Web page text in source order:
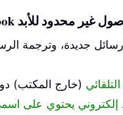
جديدة، وترجمة
التلقائي